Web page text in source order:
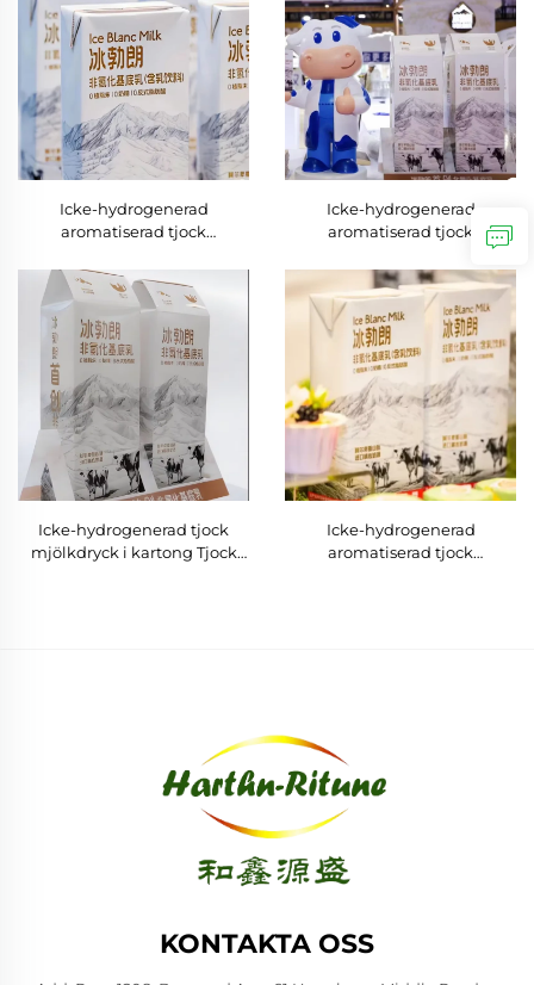
Icke-hydrogenerad
aromatiserad tjock
Premium bearbetad
mejeriprodukt
Icke-hydrogenerad
aromatiserad tjock
Kartongförpackning Direkt
från tillverkaren
Icke-hydrogenerad tjock
mjölkdryck i kartong Tjock
Icke-hydrogenerad
aromatiserad tjock
KONTAKTA OSS